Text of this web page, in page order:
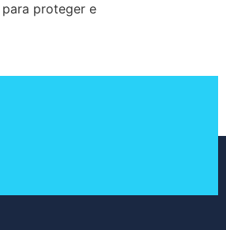
proteger e